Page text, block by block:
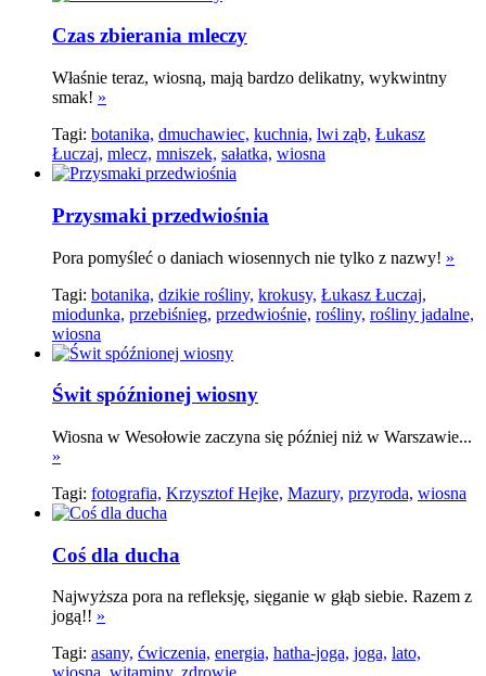
Czas zbierania mleczy
Właśnie teraz, wiosną, mają bardzo delikatny, wykwintny
smak! »
Tagi: botanika, dmuchawiec, kuchnia, lwi ząb, Łukasz
Łuczaj, mlecz, mniszek, sałatka, wiosna
Przysmaki przedwiośnia
Pora pomyśleć o daniach wiosennych nie tylko z nazwy! »
Tagi: botanika, dzikie rośliny, krokusy, Łukasz Łuczaj,
miodunka, przebiśnieg, przedwiośnie, rośliny, rośliny jadalne,
wiosna
Świt spóźnionej wiosny
Wiosna w Wesołowie zaczyna się później niż w Warszawie...
»
Tagi: fotografia, Krzysztof Hejke, Mazury, przyroda, wiosna
Coś dla ducha
Najwyższa pora na refleksję, sięganie w głąb siebie. Razem z
jogą!! »
Tagi: asany, ćwiczenia, energia, hatha-joga, joga, lato,